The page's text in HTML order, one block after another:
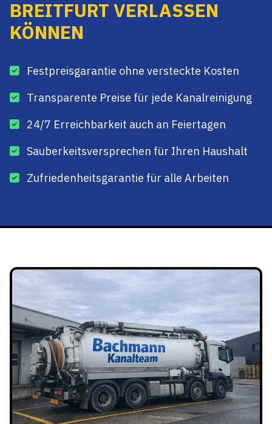
BREITFURT VERLASSEN
KÖNNEN
Festpreisgarantie ohne versteckte Kosten
Transparente Preise für jede Kanalreinigung
24/7 Erreichbarkeit auch an Feiertagen
Sauberkeitsversprechen für Ihren Haushalt
Zufriedenheitsgarantie für alle Arbeiten